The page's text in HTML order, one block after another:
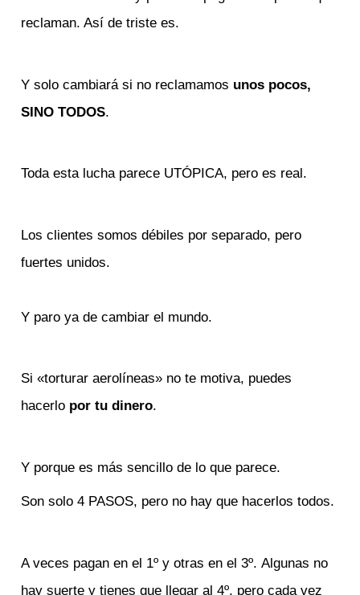
reclaman. Así de triste es.
Y solo cambiará si no reclamamos unos pocos,
SINO TODOS.
Toda esta lucha parece UTÓPICA, pero es real.
Los clientes somos débiles por separado, pero
fuertes unidos.
Y paro ya de cambiar el mundo.
Si «torturar aerolíneas» no te motiva, puedes
hacerlo por tu dinero.
Y porque es más sencillo de lo que parece.
Son solo 4 PASOS, pero no hay que hacerlos todos.
A veces pagan en el 1º y otras en el 3º. Algunas no
hay suerte y tienes que llegar al 4º, pero cada vez